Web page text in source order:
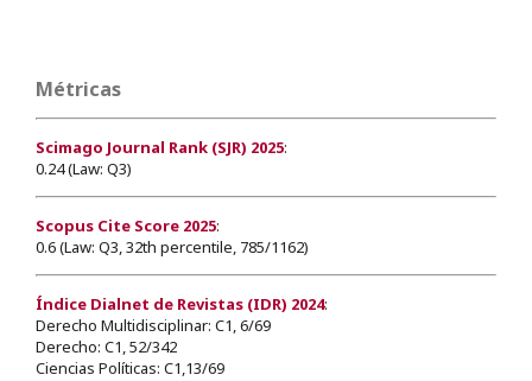
Métricas
Scimago Journal Rank (SJR) 2025:
0.24 (Law: Q3)
Scopus Cite Score 2025:
0.6 (Law: Q3, 32th percentile, 785/1162)
Índice Dialnet de Revistas (IDR) 2024:
Derecho Multidisciplinar: C1, 6/69
Derecho: C1, 52/342
Ciencias Políticas: C1,13/69